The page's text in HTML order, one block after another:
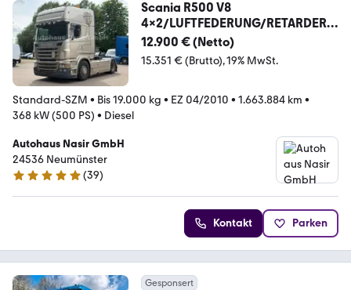
Scania R500 V8
4x2/LUFTFEDERUNG/RETARDER/
KIPPHYDRAULIK
12.900 € (Netto)
15.351 € (Brutto) 19% MwSt.
Standard-SZM • Bis 19.000 kg • EZ 04/2010 • 1.663.884 km •
368 kW (500 PS) • Diesel
Autohaus Nasir GmbH
24536 Neumünster
4.8 Sterne
(39)
Kontakt Parken
Gesponsert